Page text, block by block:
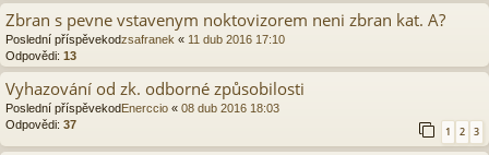
Zbran s pevne vstavenym noktovizorem neni zbran kat. A?
Poslední příspěvekodzsafranek « 11 dub 2016 17:10
Odpovědi: 13
Vyhazování od zk. odborné způsobilosti
Poslední příspěvekodEnerccio « 08 dub 2016 18:03
Odpovědi: 37
1 2 3